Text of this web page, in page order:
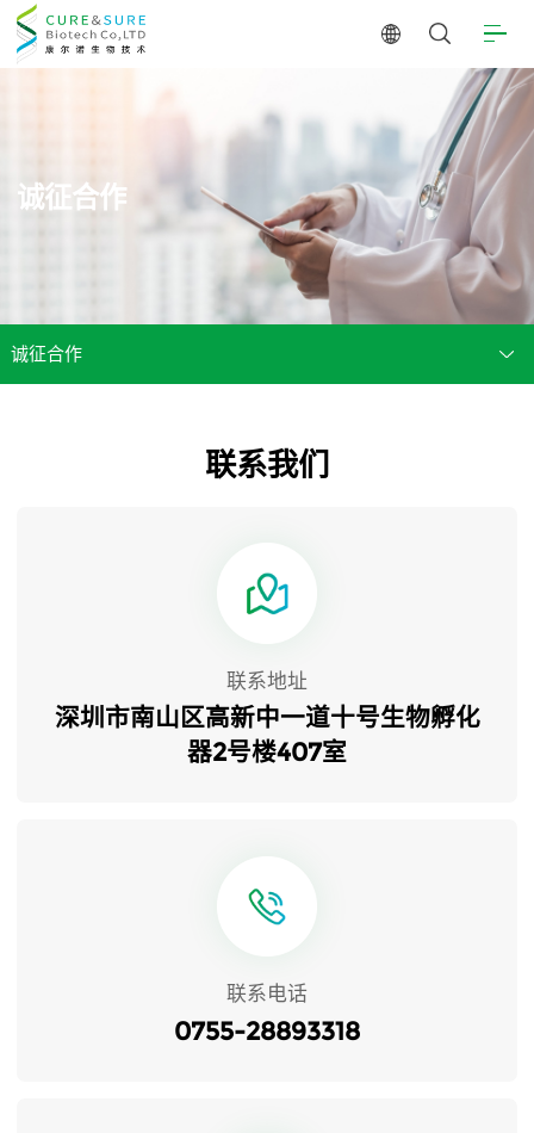
诚征合作
诚征合作
联系我们
联系地址
深圳市南山区高新中一道十号生物孵化
器2号楼407室
联系电话
0755-28893318